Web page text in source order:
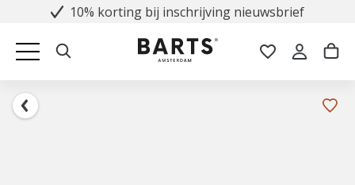
10% korting bij inschrijving nieuwsbrief